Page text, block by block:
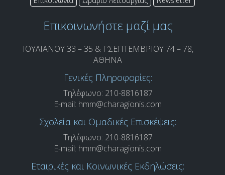
Επικοινωνήστε μαζί μας
ΙΟΥΛΙΑΝΟΥ 33 – 35 & Γ’ΣΕΠΤΕΜΒΡΙΟΥ 74 – 78,
ΑΘΗΝΑ
Γενικές Πληροφορίες:
Τηλέφωνο: 210-8816187
E-mail: hmm@charagionis.com
Σχολεία και Ομαδικές Επισκέψεις:
Τηλέφωνο: 210-8816187
E-mail: hmm@charagionis.com
Εταιρικές και Κοινωνικές Εκδηλώσεις: